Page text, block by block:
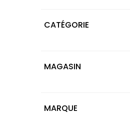
CATÉGORIE
MAGASIN
MARQUE